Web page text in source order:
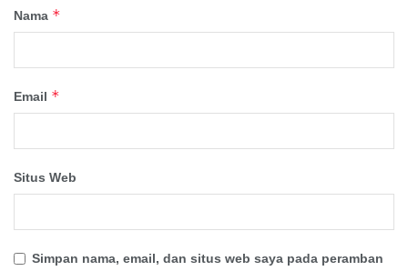
Nama *
Email *
Situs Web
Simpan nama, email, dan situs web saya pada peramban